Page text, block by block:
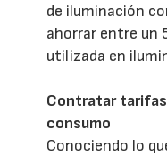
de iluminación
ahorrar entre un
utilizada en
Contratar
consumo
Conociendo lo